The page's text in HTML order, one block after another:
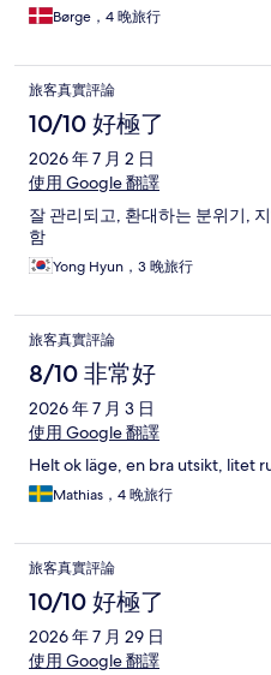
Børge，4 晚旅行
旅客真實評論
10/10 好極了
2026 年 7 月 2 日
使用 Google 翻譯
잘 관리되고, 환대하는 분위기,
함
Yong Hyun，3 晚旅行
旅客真實評論
8/10 非常好
2026 年 7 月 3 日
使用 Google 翻譯
Helt ok läge, en bra utsikt, litet
Mathias，4 晚旅行
旅客真實評論
10/10 好極了
2026 年 7 月 29 日
使用 Google 翻譯